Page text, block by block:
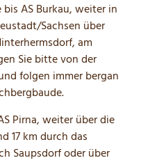
AS Burkau, weiter in
Sachsen über
am
Sie bitte von der
folgen immer bergan
Pirna, weiter über die
17 km durch das
Saupsdorf oder über